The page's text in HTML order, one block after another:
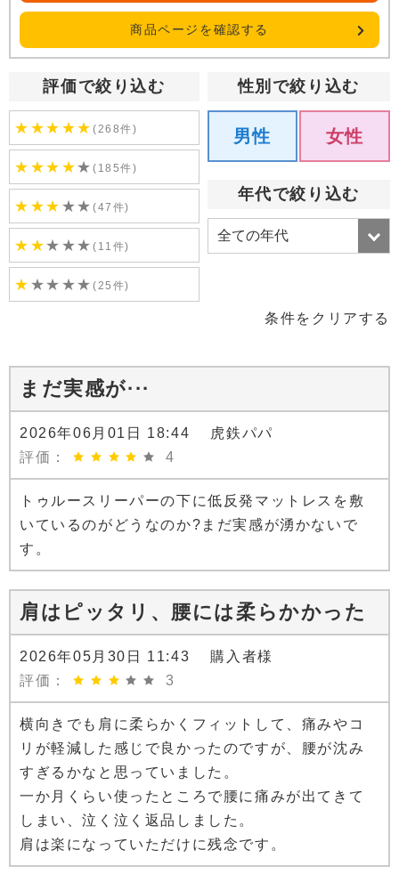
商品ページを確認する
評価で絞り込む
★ ★★ ★★(268件)
★ ★★ ★★(185件)
★ ★★ ★★(47件)
★ ★★ ★★(11件)
★ ★★ ★★(25件)
性別で絞り込む
男性 女性
年代で絞り込む
条件をクリアする
まだ実感が···
2026年06月01日 18:44 虎鉄パパ
評価：
4
トゥルースリーパーの下に低反発マットレスを敷
いているのがどうなのか?まだ実感が湧かないで
す。
肩はピッタリ、腰には柔らかかった
2026年05月30日 11:43 購入者様
評価：
3
横向きでも肩に柔らかくフィットして、痛みやコ
リが軽減した感じで良かったのですが、腰が沈み
すぎるかなと思っていました。
一か月くらい使ったところで腰に痛みが出てきて
しまい、泣く泣く返品しました。
肩は楽になっていただけに残念です。